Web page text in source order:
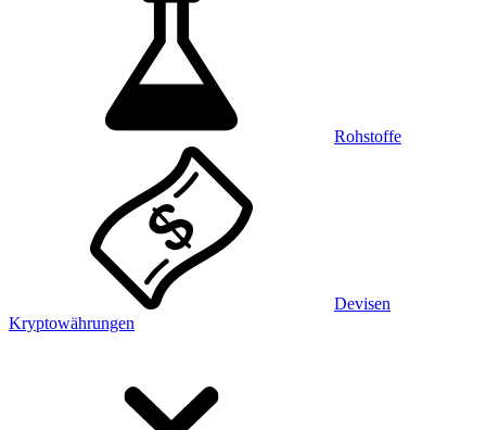
Rohstoffe
Devisen
Kryptowährungen